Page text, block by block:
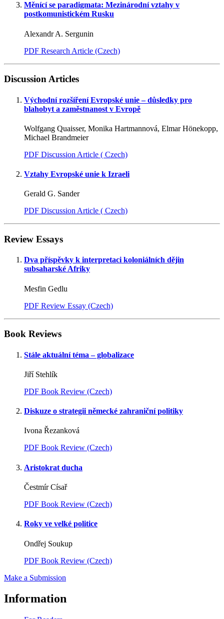
Měnící se paradigmata: Mezinárodní vztahy v
postkomunistickém Rusku
Alexandr A. Sergunin
PDF Research Article (Czech)
Discussion Articles
Východní rozšíření Evropské unie – důsledky pro
blahobyt a zaměstnanost v Evropě
Wolfgang Quaisser, Monika Hartmannová, Elmar Hönekopp,
Michael Brandmeier
PDF Discussion Article ( Czech)
Vztahy Evropské unie k Izraeli
Gerald G. Sander
PDF Discussion Article ( Czech)
Review Essays
Dva příspěvky k interpretaci koloniálních dějin
subsaharské Afriky
Mesfin Gedlu
PDF Review Essay (Czech)
Book Reviews
Stále aktuální téma – globalizace
Jiří Stehlík
PDF Book Review (Czech)
Diskuze o strategii německé zahraniční politiky
Ivona Řezanková
PDF Book Review (Czech)
Aristokrat ducha
Čestmír Císař
PDF Book Review (Czech)
Roky ve velké politice
Ondřej Soukup
PDF Book Review (Czech)
Make a Submission
Information